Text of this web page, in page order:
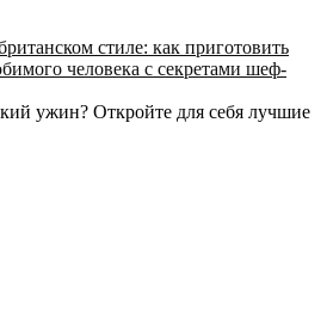
стиле: как приготовить
человека с секретами шеф-
ужин? Откройте для себя лучшие